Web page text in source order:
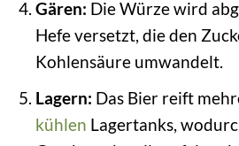
Gären: Die Würze wird
Hefe versetzt, die den
Kohlensäure umwandelt.
Lagern: Das Bier reift
kühlen Lagertanks,